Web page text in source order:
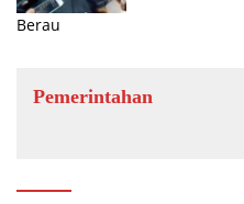
Berau
Pemerintahan